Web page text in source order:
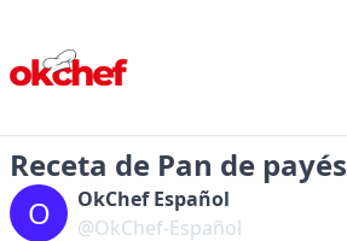
Receta de Pan de payés
O
OkChef Español
@OkChef-Español